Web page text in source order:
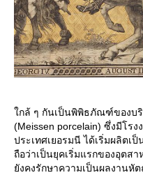
กล้ ๆ กันเป็นพิพิธภัณฑ์ของบริ
(Meissen porcelain) ซึ่งมีโร
ประเทศเยอรมนี ได้เริ่มผลิตเ
ถือว่าเป็นยุคเริ่มแรกของอุตส
งคงรักษาความเป็นผลงานหัต